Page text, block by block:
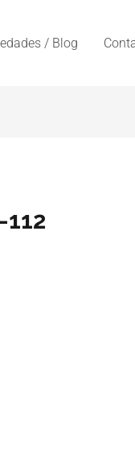
/ Blog